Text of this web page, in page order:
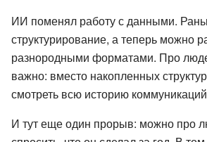
ИИ поменял работу с данными.
структурирование, а теперь можно
разнородными форматами. Про
важно: вместо накопленных
смотреть всю историю
И тут еще один прорыв: можно про